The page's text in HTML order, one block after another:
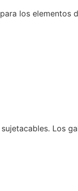
los elementos
Los